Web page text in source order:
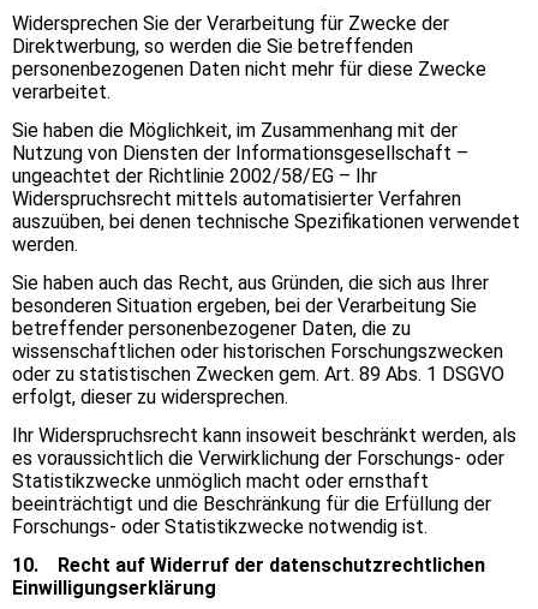
Widersprechen Sie der Verarbeitung für Zwecke der
Direktwerbung, so werden die Sie betreffenden
personenbezogenen Daten nicht mehr für diese Zwecke
verarbeitet.
Sie haben die Möglichkeit, im Zusammenhang mit der
Nutzung von Diensten der Informationsgesellschaft –
ungeachtet der Richtlinie 2002/58/EG – Ihr
Widerspruchsrecht mittels automatisierter Verfahren
auszuüben, bei denen technische Spezifikationen verwendet
werden.
Sie haben auch das Recht, aus Gründen, die sich aus Ihrer
besonderen Situation ergeben, bei der Verarbeitung Sie
betreffender personenbezogener Daten, die zu
wissenschaftlichen oder historischen Forschungszwecken
oder zu statistischen Zwecken gem. Art. 89 Abs. 1 DSGVO
erfolgt, dieser zu widersprechen.
Ihr Widerspruchsrecht kann insoweit beschränkt werden, als
es voraussichtlich die Verwirklichung der Forschungs- oder
Statistikzwecke unmöglich macht oder ernsthaft
beeinträchtigt und die Beschränkung für die Erfüllung der
Forschungs- oder Statistikzwecke notwendig ist.
10. Recht auf Widerruf der datenschutzrechtlichen
Einwilligungserklärung